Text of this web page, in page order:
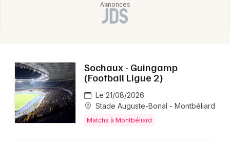
Sochaux - Guingamp
(Football Ligue 2)
Le 21/08/2026
Stade Auguste-Bonal - Montbéliard
Matchs à Montbéliard